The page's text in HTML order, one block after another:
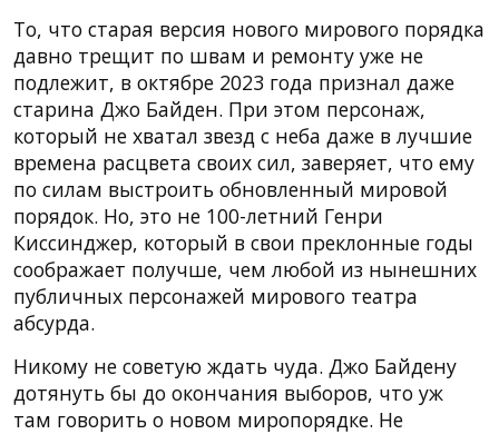
То, что старая версия нового мирового порядка
давно трещит по швам и ремонту уже не
подлежит, в октябре 2023 года признал даже
старина Джо Байден. При этом персонаж,
который не хватал звезд с неба даже в лучшие
времена расцвета своих сил, заверяет, что ему
по силам выстроить обновленный мировой
порядок. Но, это не 100-летний Генри
Киссинджер, который в свои преклонные годы
соображает получше, чем любой из нынешних
публичных персонажей мирового театра
абсурда.
Никому не советую ждать чуда. Джо Байдену
дотянуть бы до окончания выборов, что уж
там говорить о новом миропорядке. Не